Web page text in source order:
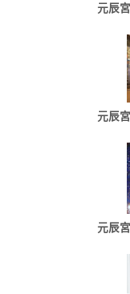
元辰
元辰
元辰